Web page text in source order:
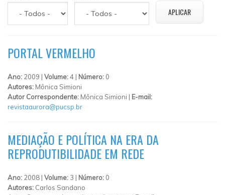
PORTAL VERMELHO
Ano: 2009 | Volume:4 | Número: 0
Autores: Mônica Simioni
Autor Correspondente: Mônica Simioni | E-mail:
revistaaurora@pucsp.br
MEDIAÇÃO E POLÍTICA NA ERA DA
REPRODUTIBILIDADE EM REDE
Ano: 2008 | Volume: 3 | Número: 0
Autores: Carlos Sandano